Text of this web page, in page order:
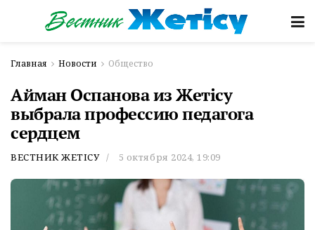
Главная Новости Общество
Айман Оспанова из Жетісу
выбрала профессию педагога
сердцем
ВЕСТНИК ЖЕТІСУ 5 октября 2024, 19:09